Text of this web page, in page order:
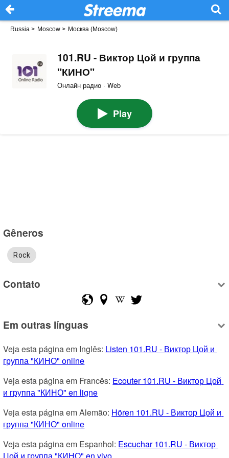
Russia > Moscow > Москва (Moscow)
101.RU - Виктор Цой и группа
"КИНО"
Онлайн радио · Web
Play
Gêneros
Rock
Contato
Em outras línguas
Veja esta página em Inglês: Listen 101.RU - Виктор Цой и
группа "КИНО" online
Veja esta página em Francês: Ecouter 101.RU - Виктор Цой
и группа "КИНО" en ligne
Veja esta página em Alemão: Hören 101.RU - Виктор Цой и
группа "КИНО" online
Veja esta página em Espanhol: Escuchar 101.RU - Виктор
Цой и группа "КИНО" en vivo